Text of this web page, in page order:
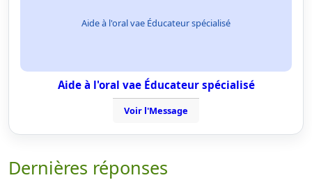
Aide à l'oral vae Éducateur spécialisé
Aide à l'oral vae Éducateur spécialisé
Voir l'Message
Dernières réponses